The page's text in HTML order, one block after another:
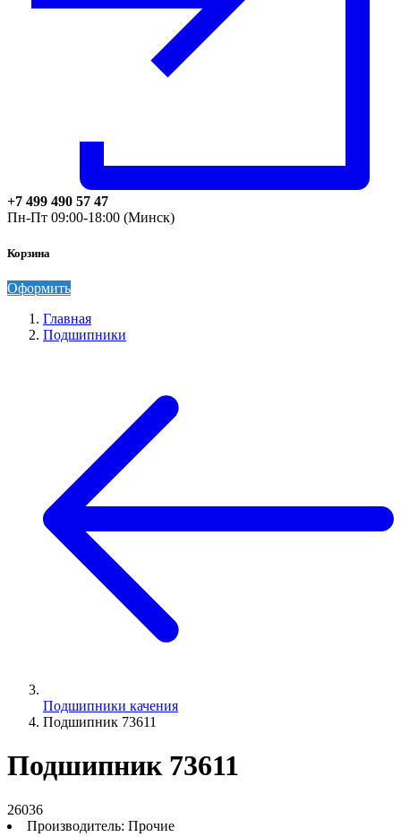
+7 499 490 57 47
Пн-Пт 09:00-18:00 (Минск)
Корзина
Оформить
Главная
Подшипники
Подшипники качения
Подшипник 73611
Подшипник 73611
26036
Производитель: Прочие